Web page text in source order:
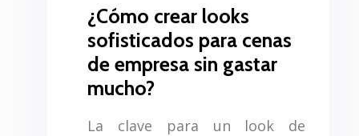
¿Cómo crear looks
sofisticados para cenas
de empresa sin gastar
mucho?
La clave para un look de